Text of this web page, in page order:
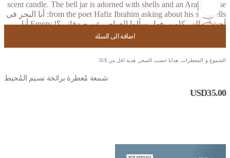
اضافة الى السلة
الشموع و المعطرات, هدايا حسب السعر هدية اقل من $35
شمعة مُعطرة برائحة نسيم المُحيط
USD35.00